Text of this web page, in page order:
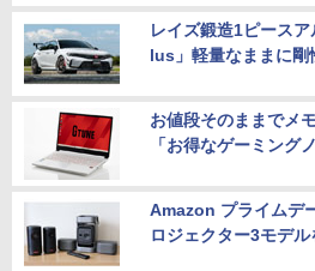
レイズ鍛造1ピース
lus」軽量なままに剛
お値段そのままでメ
「お得なゲーミング
Amazon プライムデ
ロジェクター3モデ